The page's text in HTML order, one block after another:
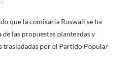
que la comisaria Roswall se ha
las propuestas planteadas y
trasladadas por el Partido Popular